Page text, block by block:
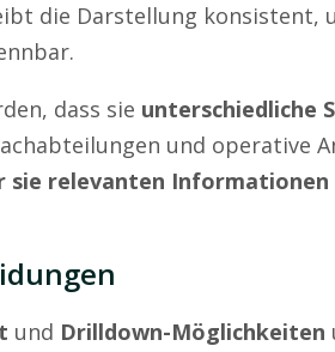
die Darstellung konsistent,
dass sie unterschiedliche
und operative
sie relevanten Informationen
und Drilldown-Möglichkeiten